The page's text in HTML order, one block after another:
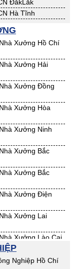
ĐắkLắk
Hà Tĩnh
Nghệ An
Phú Yên
Quảng Nam
Bà Rịa - VT
An Giang
Bến Tre
Cà Mau
Hậu Giang
Long An
Tây Ninh
Trà Vinh
Hải Dương
Quảng Ninh
Xưởng Hồ Chí
Xưởng Hải
Xưởng Đồng
Xưởng Hòa
Xưởng Ninh
Xưởng Bắc
Xưởng Bắc
Xưởng Điện
Xưởng Lai
Xưởng Lào Cai
Xưởng Phú Thọ
Nghiệp Hồ Chí